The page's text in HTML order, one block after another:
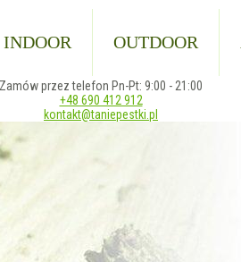
OUTDOOR
INDOOR
Zamów przez telefon Pn-Pt: 9:00 - 21:00
+48 690 412 912
kontakt@taniepestki.pl